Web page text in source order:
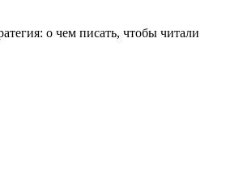
о чем писать, чтобы читали